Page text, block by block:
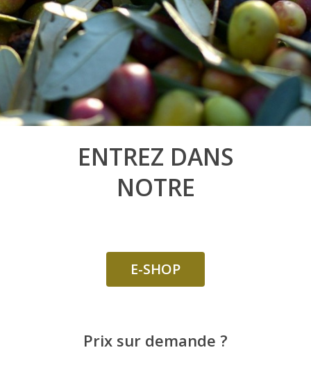
ENTREZ DANS
NOTRE
E-SHOP
Prix sur demande ?